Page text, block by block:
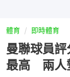
體育 即時體育
曼聯球員
最高 兩人